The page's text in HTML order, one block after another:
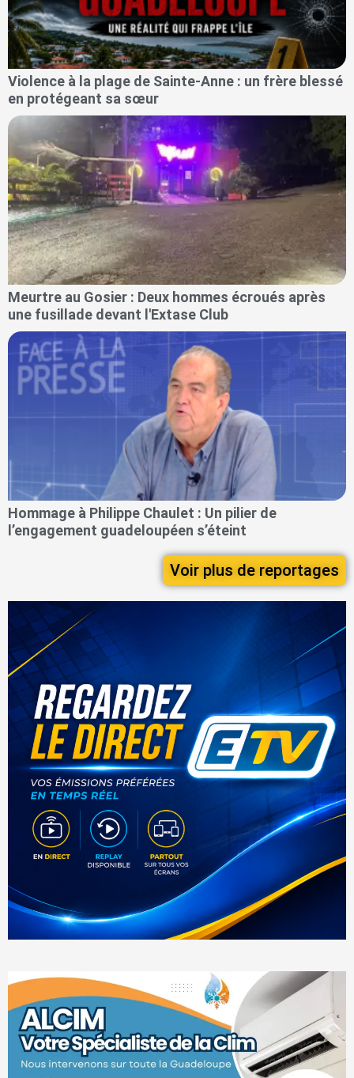
Violence à la plage de Sainte-Anne : un frère blessé
en protégeant sa sœur
Meurtre au Gosier : Deux hommes écroués après
une fusillade devant l'Extase Club
Hommage à Philippe Chaulet : Un pilier de
l’engagement guadeloupéen s’éteint
Voir plus de reportages